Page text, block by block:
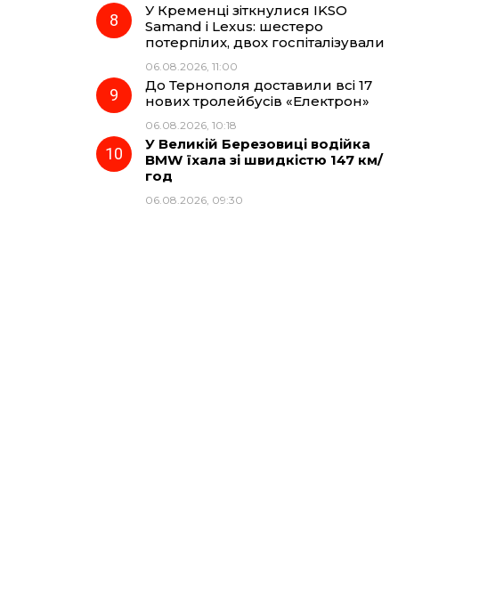
У Кременці зіткнулися IKSO
Samand і Lexus: шестеро
потерпілих, двох госпіталізували
06.08.2026, 11:00
До Тернополя доставили всі 17
нових тролейбусів «Електрон»
06.08.2026, 10:18
У Великій Березовиці водійка
BMW їхала зі швидкістю 147 км/
год
06.08.2026, 09:30